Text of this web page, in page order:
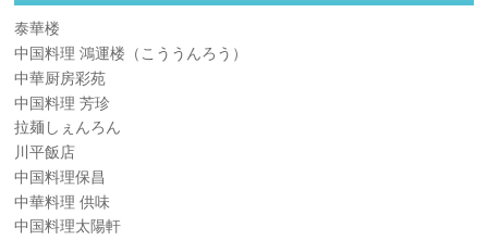
泰華楼
中国料理 鴻運楼（こううんろう）
中華厨房彩苑
中国料理 芳珍
拉麺しぇんろん
川平飯店
中国料理保昌
中華料理 供味
中国料理太陽軒